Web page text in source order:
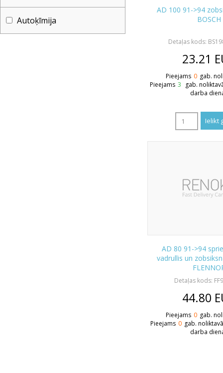
Autoķīmija
AD 100 91->94
BOSCH
Detaļas kods:
23.21
Pieejams 0 gab.
Pieejams 3
gab.
darba
AD 80 91->94
vadrullis un
Detaļas kods:
44.80
Pieejams 0 gab.
Pieejams 0 gab.
darba